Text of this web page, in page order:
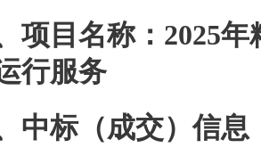
项目名称：2025
行服务
中标（成交）信息